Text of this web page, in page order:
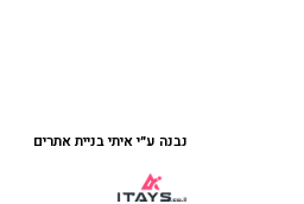
נבנה ע״י איתי בניית אתרים